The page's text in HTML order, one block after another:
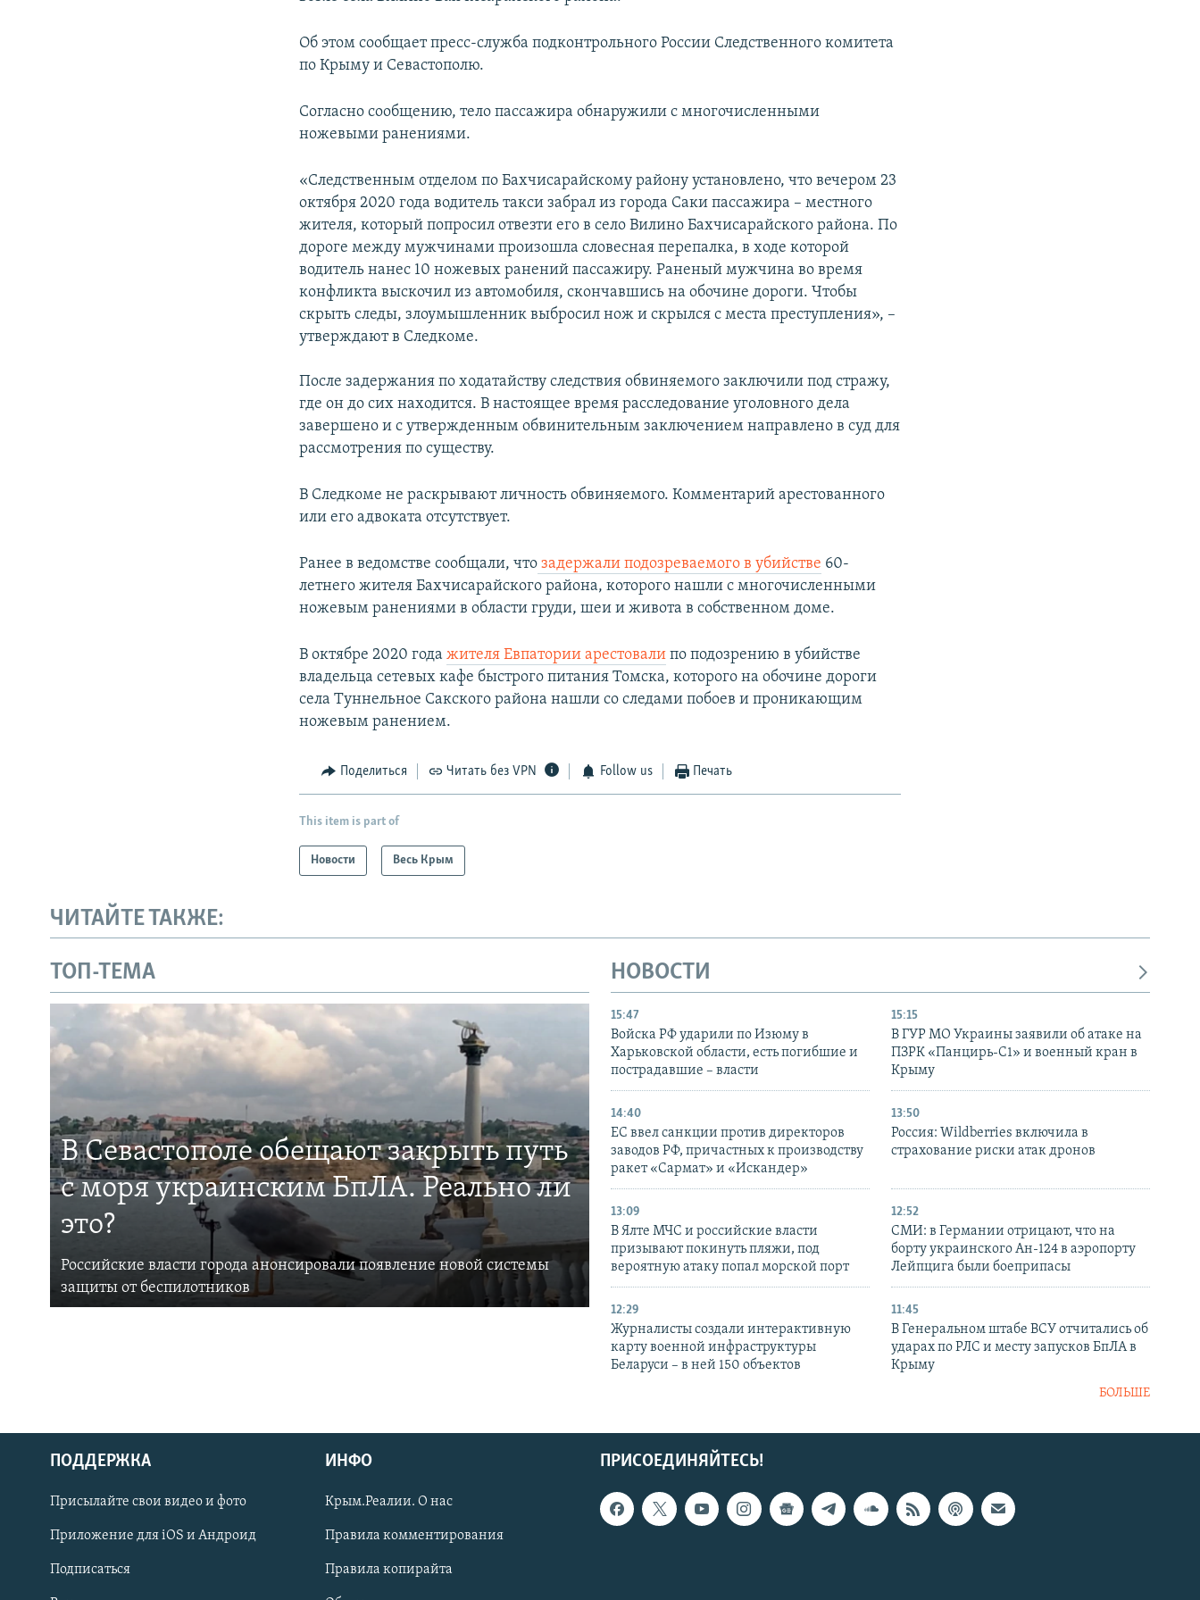
Українською
Qırımtatar
ПРИСОЕДИНЯЙТЕСЬ!
Об этом сообщает пресс-служба подконтрольного России Следственного комитета
по Крыму и Севастополю.
Согласно сообщению, тело пассажира обнаружили с многочисленными
ножевыми ранениями.
«Следственным отделом по Бахчисарайскому району установлено, что вечером 23
октября 2020 года водитель такси забрал из города Саки пассажира – местного
жителя, который попросил отвезти его в село Вилино Бахчисарайского района. По
дороге между мужчинами произошла словесная перепалка, в ходе которой
водитель нанес 10 ножевых ранений пассажиру. Раненый мужчина во время
конфликта выскочил из автомобиля, скончавшись на обочине дороги. Чтобы
скрыть следы, злоумышленник выбросил нож и скрылся с места преступления», –
утверждают в Следкоме.
После задержания по ходатайству следствия обвиняемого заключили под стражу,
где он до сих находится. В настоящее время расследование уголовного дела
завершено и с утвержденным обвинительным заключением направлено в суд для
рассмотрения по существу.
В Следкоме не раскрывают личность обвиняемого. Комментарий арестованного
или его адвоката отсутствует.
Ранее в ведомстве сообщали, что задержали подозреваемого в убийстве 60-
летнего жителя Бахчисарайского района, которого нашли с многочисленными
ножевым ранениями в области груди, шеи и живота в собственном доме.
В октябре 2020 годажителя Евпатории арестовали по подозрению в убийстве
владельца сетевых кафе быстрого питания Томска, которого на обочине дороги
села Туннельное Сакского района нашли со следами побоев и проникающим
ножевым ранением.
Поделиться Читать без VPN Follow us Печать
This item is part of
Новости Весь Крым
ЧИТАЙТЕ ТАКЖЕ:
ТОП-ТЕМА
В Севастополе обещают закрыть путь
с моря украинским БпЛА. Реально ли
это?
Российские власти города анонсировали появление новой системы
защиты от беспилотников
НОВОСТИ
15:47
Войска РФ ударили по Изюму в
Харьковской области, есть погибшие и
пострадавшие – власти
15:15
В ГУР МО Украины заявили об атаке на
ПЗРК «Панцирь-С1» и военный кран в
Крыму
14:40
ЕС ввел санкции против директоров
заводов РФ, причастных к производству
ракет «Сармат» и «Искандер»
13:50
Россия: Wildberries включила в
страхование риски атак дронов
13:09
В Ялте МЧС и российские власти
призывают покинуть пляжи, под
вероятную атаку попал морской порт
12:52
СМИ: в Германии отрицают, что на
борту украинского Ан-124 в аэропорту
Лейпцига были боеприпасы
12:29
Журналисты создали интерактивную
карту военной инфраструктуры
Беларуси – в ней 150 объектов
11:45
В Генеральном штабе ВСУ отчитались об
ударах по РЛС и месту запусков БпЛА в
Крыму
БОЛЬШЕ
ПРИСОЕДИНЯЙТЕСЬ!
ПОДДЕРЖКА
Присылайте свои видео и фото
Приложение для iOS и Андроид
Подписаться
ИНФО
Крым.Реалии. О нас
Правила комментирования
Правила копирайта